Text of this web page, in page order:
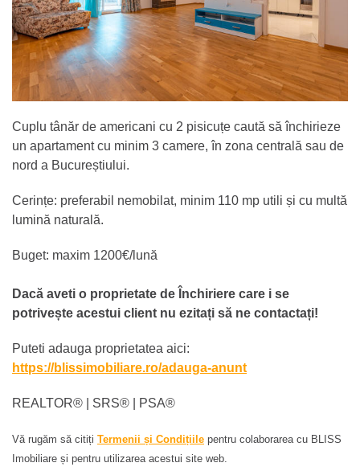
Cuplu tânăr de americani cu 2 pisicuțe caută să închirieze
un apartament cu minim 3 camere, în zona centrală sau de
nord a Bucureștiului.
Cerințe: preferabil nemobilat, minim 110 mp utili și cu multă
lumină naturală.
Buget: maxim 1200€/lună
Dacă aveti o proprietate de Închiriere care i se
potrivește acestui client nu ezitați să ne contactați!
Puteti adauga proprietatea aici:
https://blissimobiliare.ro/adauga-anunt
REALTOR®️ | SRS®️ | PSA®️
Vă rugăm să citiți Termenii și Condițiile pentru colaborarea cu BLISS
Imobiliare și pentru utilizarea acestui site web.